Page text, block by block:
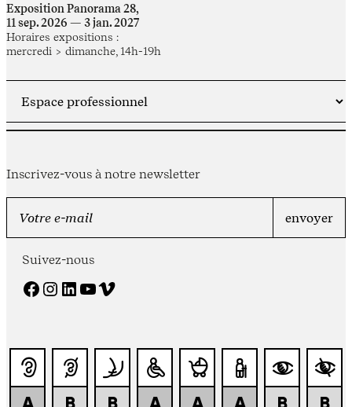
Exposition Panorama 28,
11 sep. 2026 — 3 jan. 2027
Horaires expositions :
mercredi > dimanche, 14h-19h
Inscrivez-vous à notre newsletter
Suivez-nous
Facebook Instagram LinkedIn YouTube Vimeo